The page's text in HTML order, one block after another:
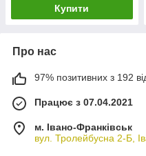
Купити
Про нас
97% позитивних з 192
Працює з 07.04.2021
м. Івано-Франківськ
вул. Тролейбусна 2-Б,